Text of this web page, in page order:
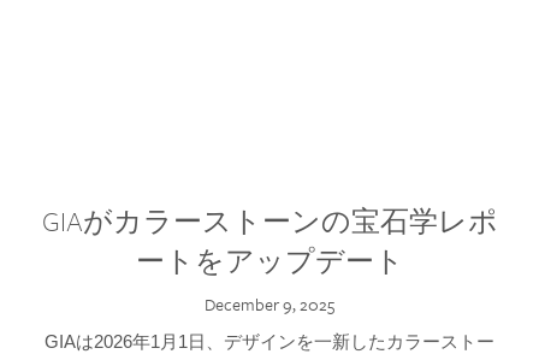
GIAがカラーストーンの宝石学レポ
ートをアップデート
December 9, 2025
GIAは2026年1月1日、デザインを一新したカラーストー